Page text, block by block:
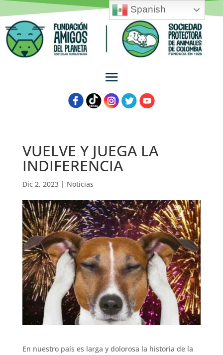
VUELVE Y JUEGA LA
INDIFERENCIA
Dic 2, 2023| Noticias
En nuestro país es larga y dolorosa la historia de la
Spanish